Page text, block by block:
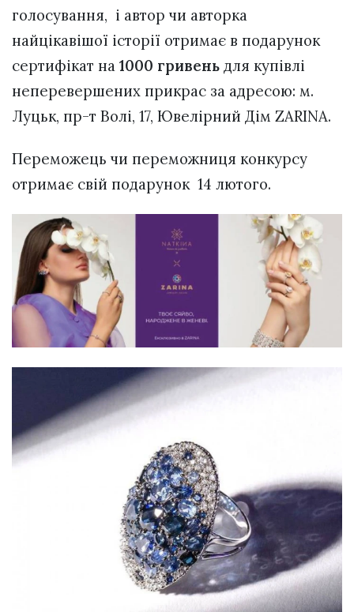
голосування, і автор чи авторка
найцікавішої історії отримає в подарунок
сертифікат на 1000 гривень для купівлі
неперевершених прикрас за адресою: м.
Луцьк, пр-т Волі, 17, Ювелірний Дім ZARINA.
Переможець чи переможниця конкурсу
отримає свій подарунок 14 лютого.